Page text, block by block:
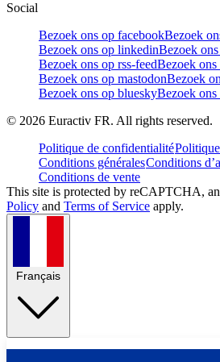
Social
Bezoek ons op facebookBezoek
Bezoek ons op linkedinBezoek
Bezoek ons op rss-feedBezoek ons
Bezoek ons op mastodonBezoek
Bezoek ons op blueskyBezoek ons
© 2026 Euractiv FR. All rights reserved.
Politique de confidentialité
Conditions généralesConditions
Conditions de vente
This site is protected by reCAPTCHA,
Policy and Terms of Service apply.
Français